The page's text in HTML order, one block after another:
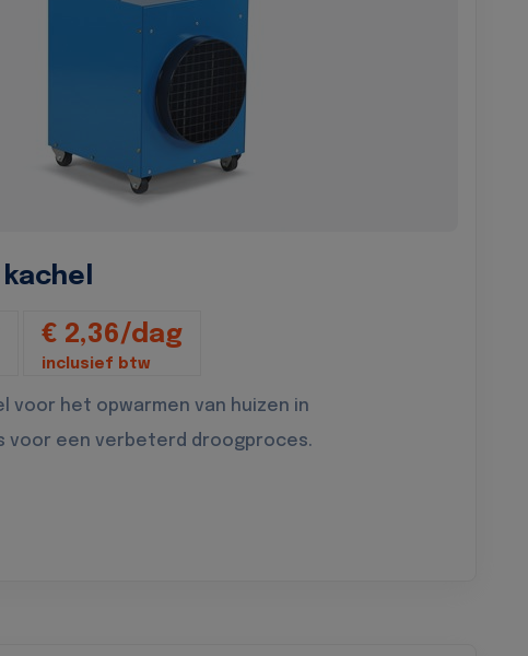
€ 2,36/dag
inclusief btw
voor het opwarmen van huizen in
voor een verbeterd droogproces.